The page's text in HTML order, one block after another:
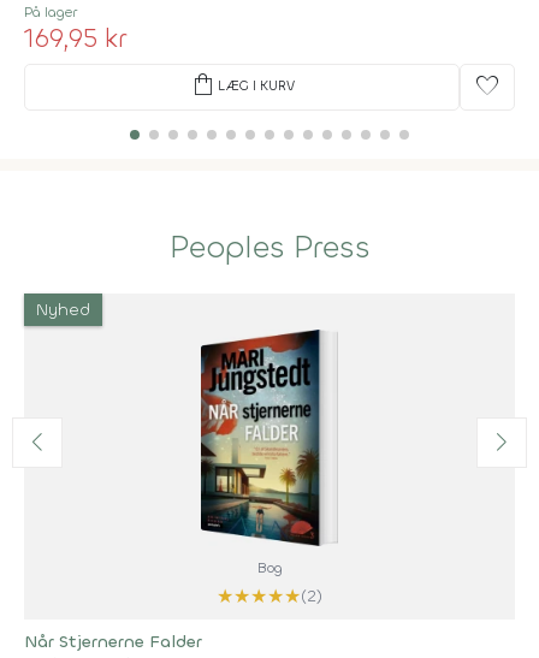
På lager
169,95 kr
shopping_bag LÆG I KURV favorite
Peoples Press
Nyhed
Bog
★★★★★(2)
Når Stjernerne Falder